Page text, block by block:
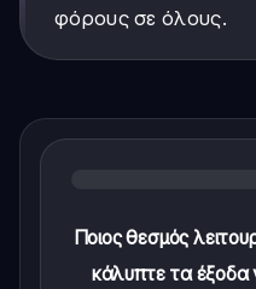
φόρους σε όλους.
Ποιος θεσμός
κάλυπτε τα έξοδα